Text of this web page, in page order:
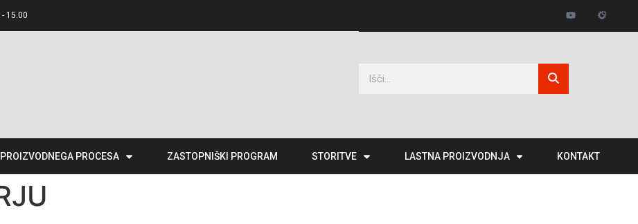
- 15.00
PROCESA ZASTOPNIŠKI PROGRAM STORITVE LASTNA PROIZVODNJA KONTAKT